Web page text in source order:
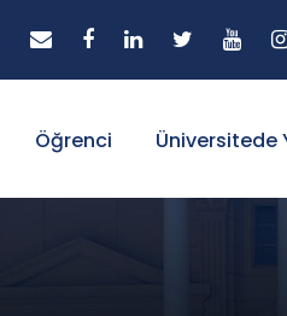
Öğrenci Üniversitede